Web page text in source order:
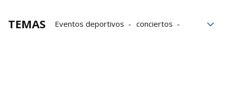
TEMAS Eventos deportivos
conciertos